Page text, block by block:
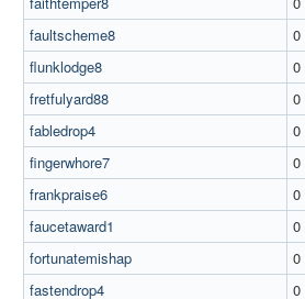
faultscheme8
0
flunklodge8
0
fretfulyard88
0
fabledrop4
0
fingerwhore7
0
frankpraise6
0
faucetaward1
0
fortunatemishap
0
fastendrop4
0